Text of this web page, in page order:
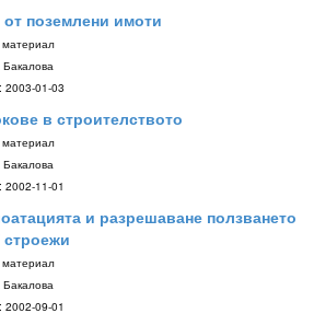
поземлени имоти
материал
2003-01-03
в строителството
материал
2002-11-01
и разрешаване ползването
строежи
материал
2002-09-01